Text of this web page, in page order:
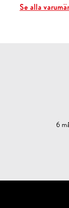
Se alla
6